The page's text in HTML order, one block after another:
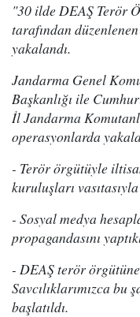
"30 ilde DEAŞ Terör
tarafından
yakalandı.
Jandarma Genel
Başkanlığı ile
İl Jandarma
operasyonlarda
- Terör örgütüyle
kuruluşları
- Sosyal medya
propagandasını
- DEAŞ terör
Savcılıklarımızca bu
başlatıldı.